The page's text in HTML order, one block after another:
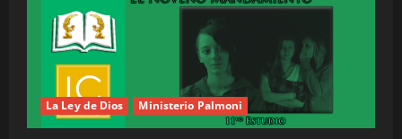
La Ley de Dios Ministerio Palmoni